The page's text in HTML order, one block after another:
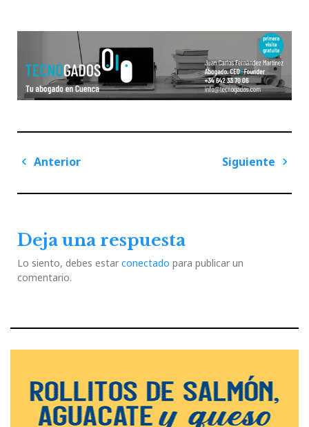
Navegación
entradas
Anterior
Siguiente
Deja una respuesta
Lo siento, debes estar conectado para publicar un
comentario.